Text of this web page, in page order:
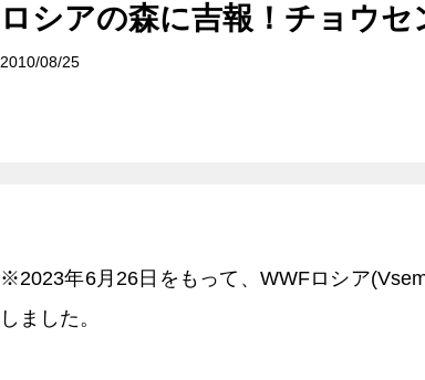
ロシアの森に吉報！チョウ
2010/08/25
※2023年6月26日をもって、WWFロシア
しました。